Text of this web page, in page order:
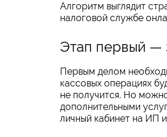
Алгоритм выглядит
налоговой службе
Этап первый —
Первым делом
кассовых операциях
не получится. Но
дополнительными
личный кабинет на ИП